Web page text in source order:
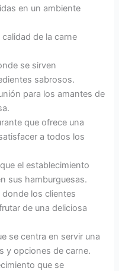
en un ambiente
calidad de la carne
se sirven
sabrosos.
para los amantes de
que ofrece una
a todos los
el establecimiento
sus hamburguesas.
donde los clientes
de una deliciosa
se centra en servir una
y opciones de carne.
que se